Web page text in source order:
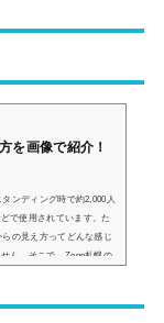
を画像で紹介！
ンディング時で約2,000人
で使用されています。た
の見え方ってどんな感じ
ん。そこで、Zepp札幌の
の画像】【1階座席指定時